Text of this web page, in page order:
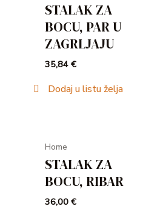
STALAK ZA
BOCU, PAR U
ZAGRLJAJU
35,84€
Dodaj u listu želja
Home
STALAK ZA
BOCU, RIBAR
36,00€